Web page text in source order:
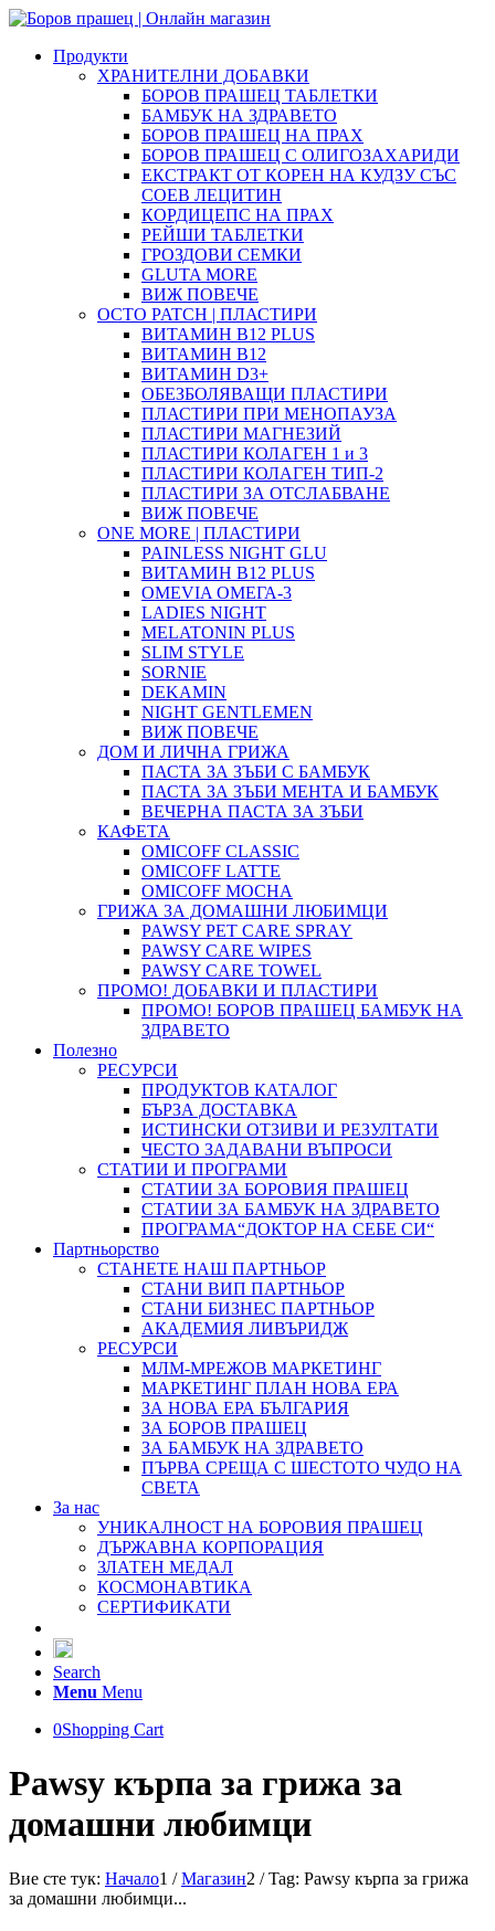
Продукти
ХРАНИТЕЛНИ ДОБАВКИ
БОРОВ ПРАШЕЦ ТАБЛЕТКИ
БАМБУК НА ЗДРАВЕТО
БОРОВ ПРАШЕЦ НА ПРАХ
БОРОВ ПРАШЕЦ С ОЛИГОЗАХАРИДИ
ЕКСТРАКТ ОТ КОРЕН НА КУДЗУ СЪС
СОЕВ ЛЕЦИТИН
КОРДИЦЕПС НА ПРАХ
РЕЙШИ ТАБЛЕТКИ
ГРОЗДОВИ СЕМКИ
GLUTA MORE
ВИЖ ПОВЕЧЕ
OCTO PATCH | ПЛАСТИРИ
ВИТАМИН B12 PLUS
ВИТАМИН B12
ВИТАМИН D3+
ОБЕЗБОЛЯВАЩИ ПЛАСТИРИ
ПЛАСТИРИ ПРИ МЕНОПАУЗА
ПЛАСТИРИ МАГНЕЗИЙ
ПЛАСТИРИ КОЛАГЕН 1 и 3
ПЛАСТИРИ КОЛАГЕН ТИП-2
ПЛАСТИРИ ЗА ОТСЛАБВАНЕ
ВИЖ ПОВЕЧЕ
ONE MORE | ПЛАСТИРИ
PAINLESS NIGHT GLU
ВИТАМИН B12 PLUS
ОMEVIA ОМЕГА-3
LADIES NIGHT
MELATONIN PLUS
SLIM STYLE
SORNIE
DEKAMIN
NIGHT GENTLEMEN
ВИЖ ПОВЕЧЕ
ДОМ И ЛИЧНА ГРИЖА
ПАСТА ЗА ЗЪБИ С БАМБУК
ПАСТА ЗА ЗЪБИ МЕНТА И БАМБУК
ВЕЧЕРНА ПАСТА ЗА ЗЪБИ
КАФЕТА
OMICOFF CLASSIC
OMICOFF LATTE
OMICOFF MOCHA
ГРИЖА ЗА ДОМАШНИ ЛЮБИМЦИ
PAWSY PET CARE SPRAY
PAWSY CARE WIPES
PAWSY CARE TOWEL
ПРОМО! ДОБАВКИ И ПЛАСТИРИ
ПРОМО! БОРОВ ПРАШЕЦ БАМБУК НА
ЗДРАВЕТО
Полезно
РЕСУРСИ
ПРОДУКТОВ КАТАЛОГ
БЪРЗА ДОСТАВКА
ИСТИНСКИ ОТЗИВИ И РЕЗУЛТАТИ
ЧЕСТО ЗАДАВАНИ ВЪПРОСИ
СТАТИИ И ПРОГРАМИ
СТАТИИ ЗА БОРОВИЯ ПРАШЕЦ
СТАТИИ ЗА БАМБУК НА ЗДРАВЕТО
ПРОГРАМА“ДОКТОР НА СЕБЕ СИ“
Партньорство
СТАНЕТЕ НАШ ПАРТНЬОР
СТАНИ ВИП ПАРТНЬОР
СТАНИ БИЗНЕС ПАРТНЬОР
АКАДЕМИЯ ЛИВЪРИДЖ
РЕСУРСИ
МЛМ-МРЕЖОВ МАРКЕТИНГ
МАРКЕТИНГ ПЛАН НОВА ЕРА
ЗА НОВА ЕРА БЪЛГАРИЯ
ЗА БОРОВ ПРАШЕЦ
ЗА БАМБУК НА ЗДРАВЕТО
ПЪРВА СРЕЩА С ШЕСТОТО ЧУДО НА
СВЕТА
За нас
УНИКАЛНОСТ НА БОРОВИЯ ПРАШЕЦ
ДЪРЖАВНА КОРПОРАЦИЯ
ЗЛАТЕН МЕДАЛ
КОСМОНАВТИКА
СЕРТИФИКАТИ
Search
Menu Menu
0Shopping Cart
Pawsy кърпа за грижа за
домашни любимци
Вие сте тук: Начало1 / Магазин2 / Tag: Pawsy кърпа за грижа
за домашни любимци...